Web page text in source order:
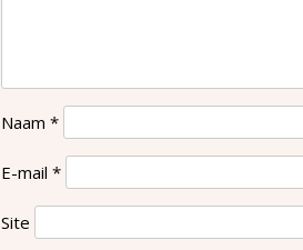
Naam *
E-mail *
Site